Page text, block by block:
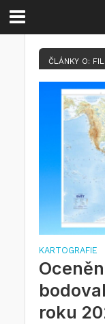
ČLÁNKY O:
KARTOGRAFIE
roku